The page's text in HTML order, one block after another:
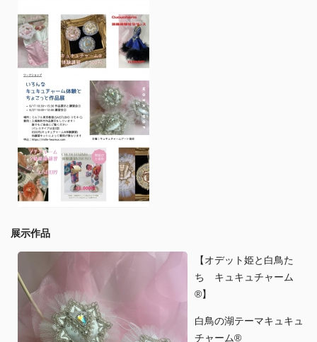
展示作品
【オデット姫と白鳥た
ち キュキュチャーム
®︎】
白鳥の湖テーマキュキュ
チャーム®︎